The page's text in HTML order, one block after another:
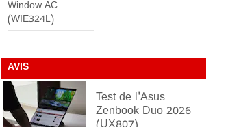
Window AC
(WIE324L)
AVIS
Test de l'Asus
Zenbook Duo 2026